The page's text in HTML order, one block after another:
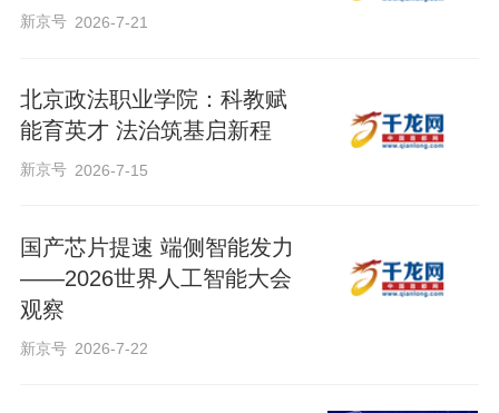
新京号 2026-7-21
北京政法职业学院：科教赋
能育英才 法治筑基启新程
新京号 2026-7-15
国产芯片提速 端侧智能发力
——2026世界人工智能大会
观察
新京号 2026-7-22